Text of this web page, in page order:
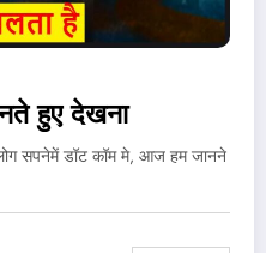
हुए देखना
सपनेमें डॉट कॉम मे, आज हम जानने